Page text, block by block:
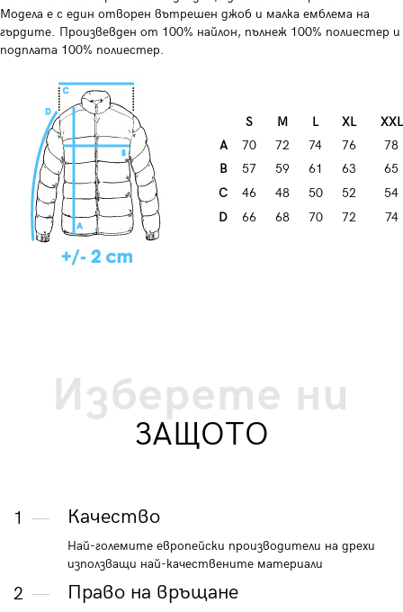
Модела е с един отворен вътрешен джоб и малка емблема на
гърдите. Произвевден от 100% найлон, пълнеж 100% полиестер и
подплата 100% полиестер.
S M L XL
XXL
A
70 72 74 76
78
B
57 59 61 63
65
C
46 48 50 52
54
D
66 68 70 72 74
Изберете ни
ЗАЩОТО
1 Качество
Най-големите европейски производители на дрехи
използващи най-качествените материали
2 Право на връщане